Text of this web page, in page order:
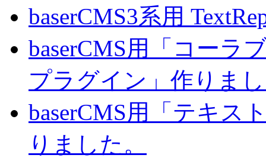
baserCMS3系用
baserCMS用「コーラ
プラグイン」作りま
baserCMS用「テキス
りました。